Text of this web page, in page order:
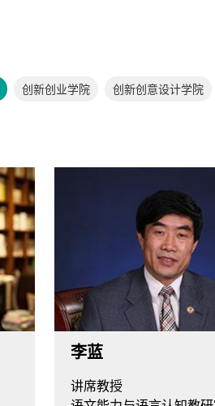
创新创业学院 创新创意设计学院
李蓝
讲席教授